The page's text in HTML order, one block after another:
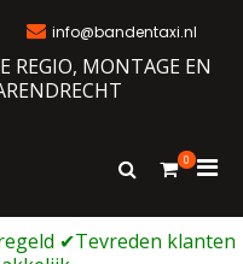
info@bandentaxi.nl
REGIO, MONTAGE EN
met eigen webshop
Toon
0
voor